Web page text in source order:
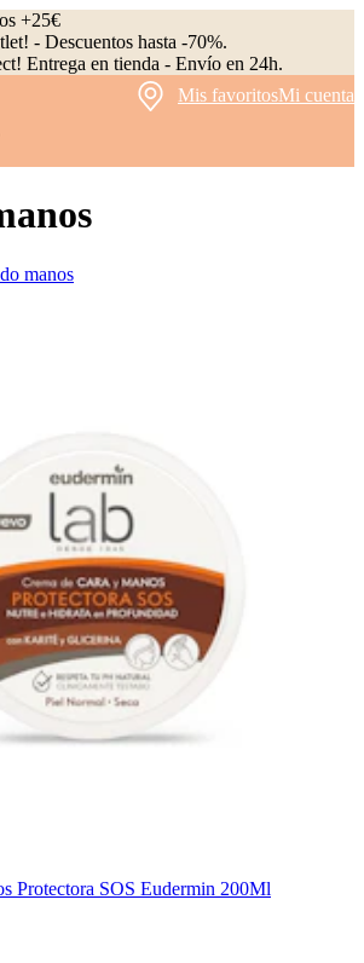
+25€
- Descuentos hasta -70%.
Entrega en tienda - Envío en 24h.
Mis favoritosMi cuenta
manos
Protectora SOS Eudermin 200Ml